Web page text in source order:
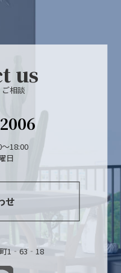
us
相談
18:00
日
せ
町1‐63‐18